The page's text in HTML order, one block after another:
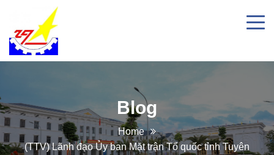
Blog
Home
(TTV) Lãnh đạo Ủy ban Mặt trận Tổ quốc tỉnh Tuyên